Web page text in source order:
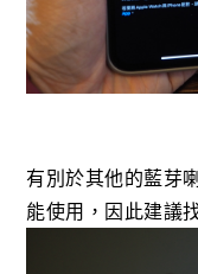
有別於其他的藍芽
能使用，因此建議